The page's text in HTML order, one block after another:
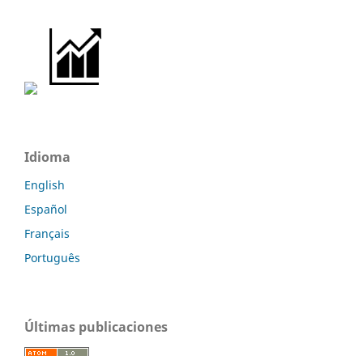
Idioma
English
Español
Français
Português
Últimas publicaciones